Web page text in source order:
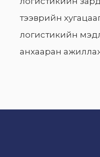
тээврийн
логистикийн
анхааран